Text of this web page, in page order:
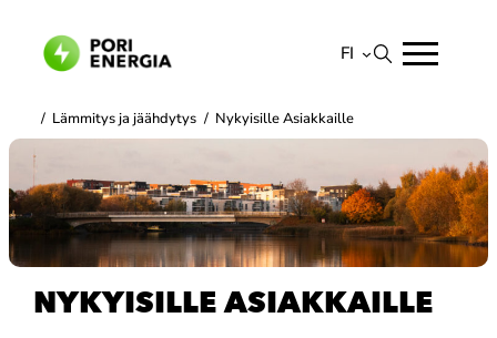
sisältöön
FI
Suomi
English
/ Lämmitys ja jäähdytys / Nykyisille Asiakkaille
NYKYISILLE ASIAKKAILLE